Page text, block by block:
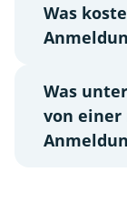
Was
Was
von einer